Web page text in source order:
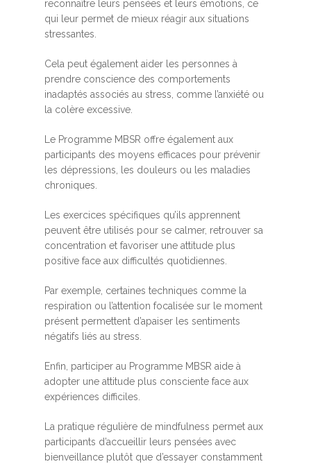
reconnaître leurs pensées et leurs émotions, ce
qui leur permet de mieux réagir aux situations
stressantes.
Cela peut également aider les personnes à
prendre conscience des comportements
inadaptés associés au stress, comme l’anxiété ou
la colère excessive.
Le Programme MBSR offre également aux
participants des moyens efficaces pour prévenir
les dépressions, les douleurs ou les maladies
chroniques.
Les exercices spécifiques qu’ils apprennent
peuvent être utilisés pour se calmer, retrouver sa
concentration et favoriser une attitude plus
positive face aux difficultés quotidiennes.
Par exemple, certaines techniques comme la
respiration ou l’attention focalisée sur le moment
présent permettent d’apaiser les sentiments
négatifs liés au stress.
Enfin, participer au Programme MBSR aide à
adopter une attitude plus consciente face aux
expériences difficiles.
La pratique régulière de mindfulness permet aux
participants d’accueillir leurs pensées avec
bienveillance plutôt que d’essayer constamment